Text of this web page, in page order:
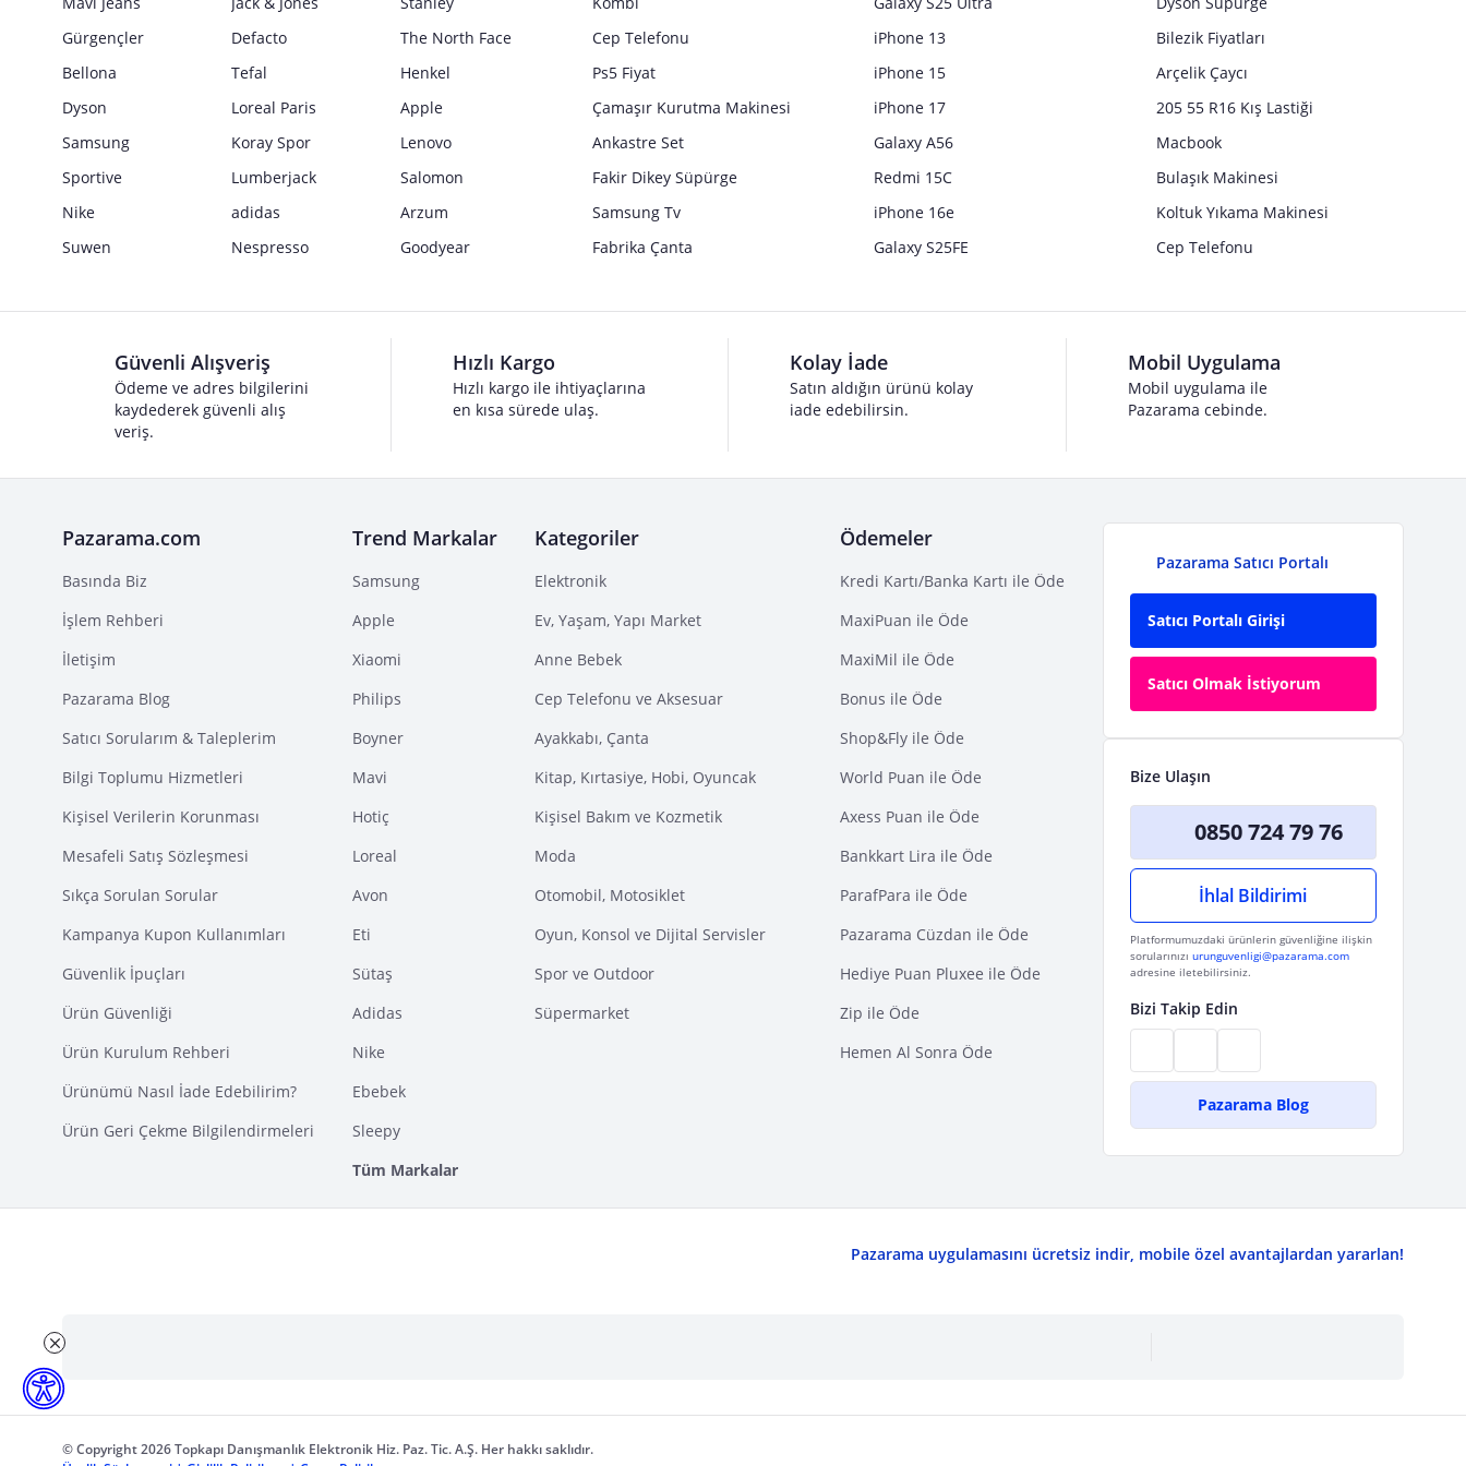
Gürgençler
Defacto
The North Face
Bellona
Tefal
Henkel
Dyson
Loreal Paris
Apple
Samsung
Koray Spor
Lenovo
Sportive
Lumberjack
Salomon
Nike
adidas
Arzum
Suwen
Nespresso Goodyear
Cep Telefonu
Ps5 Fiyat
Çamaşır Kurutma Makinesi
Ankastre Set
Fakir Dikey Süpürge
Samsung Tv
Fabrika Çanta
iPhone 13
iPhone 15
iPhone 17
Galaxy A56
Redmi 15C
iPhone 16e
Galaxy S25FE
Bilezik Fiyatları
Arçelik Çaycı
205 55 R16 Kış Lastiği
Macbook
Bulaşık Makinesi
Koltuk Yıkama Makinesi
Cep Telefonu
Güvenli Alışveriş
Ödeme ve adres bilgilerini
kaydederek güvenli alış
veriş.
Hızlı Kargo
Hızlı kargo ile ihtiyaçlarına
en kısa sürede ulaş.
Kolay İade
Satın aldığın ürünü kolay
iade edebilirsin.
Mobil Uygulama
Mobil uygulama ile
Pazarama cebinde.
Pazarama.com
Basında Biz
İşlem Rehberi
İletişim
Pazarama Blog
Satıcı Sorularım & Taleplerim
Bilgi Toplumu Hizmetleri
Kişisel Verilerin Korunması
Mesafeli Satış Sözleşmesi
Sıkça Sorulan Sorular
Kampanya Kupon Kullanımları
Güvenlik İpuçları
Ürün Güvenliği
Ürün Kurulum Rehberi
Ürünümü Nasıl İade Edebilirim?
Ürün Geri Çekme Bilgilendirmeleri
Trend Markalar
Samsung
Apple
Xiaomi
Philips
Boyner
Mavi
Hotiç
Loreal
Avon
Eti
Sütaş
Adidas
Nike
Ebebek
Sleepy
Tüm Markalar
Kategoriler
Elektronik
Ev, Yaşam, Yapı Market
Anne Bebek
Cep Telefonu ve Aksesuar
Ayakkabı, Çanta
Kitap, Kırtasiye, Hobi, Oyuncak
Kişisel Bakım ve Kozmetik
Moda
Otomobil, Motosiklet
Oyun, Konsol ve Dijital Servisler
Spor ve Outdoor
Süpermarket
Ödemeler
Kredi Kartı/Banka Kartı ile Öde
MaxiPuan ile Öde
MaxiMil ile Öde
Bonus ile Öde
Shop&Fly ile Öde
World Puan ile Öde
Axess Puan ile Öde
Bankkart Lira ile Öde
ParafPara ile Öde
Pazarama Cüzdan ile Öde
Hediye Puan Pluxee ile Öde
Zip ile Öde
Hemen Al Sonra Öde
Pazarama Satıcı Portalı
Satıcı Portalı Girişi
Satıcı Olmak İstiyorum
Bize Ulaşın
0850 724 79 76
İhlal Bildirimi
Platformumuzdaki ürünlerin güvenliğine ilişkin
sorularınızı urunguvenligi@pazarama.com
adresine iletebilirsiniz.
Bizi Takip Edin
Pazarama Blog
Pazarama uygulamasını ücretsiz indir, mobile özel avantajlardan yararlan!
© Copyright 2026 Topkapı Danışmanlık Elektronik Hiz. Paz. Tic. A.Ş. Her hakkı saklıdır.